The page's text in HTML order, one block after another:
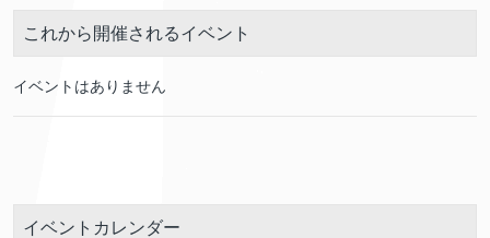
これから開催されるイベント
イベントはありません
イベントカレンダー